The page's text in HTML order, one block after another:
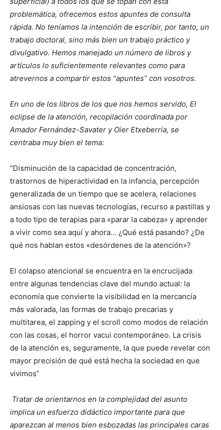
problemática, ofrecemos estos apuntes de consulta
rápida. No teníamos la intención de escribir, por tanto, un
trabajo doctoral, sino más bien un trabajo práctico y
divulgativo. Hemos manejado un número de libros y
artículos lo suficientemente relevantes como para
atrevernos a compartir estos “apuntes” con vosotros.
En uno de los libros de los que nos hemos servido, El
eclipse de la atención, recopilación coordinada por
Amador Fernández-Savater y Oier Etxeberría, se
centraba muy bien el tema:
“Disminución de la capacidad de concentración,
trastornos de hiperactividad en la infancia, percepción
generalizada de un tiempo que se acelera, relaciones
ansiosas con las nuevas tecnologías, recurso a pastillas y
a todo tipo de terapias para «parar la cabeza» y aprender
a vivir como sea aquí y ahora… ¿Qué está pasando? ¿De
qué nos hablan estos «desórdenes de la atención»?
El colapso atencional se encuentra en la encrucijada
entre algunas tendencias clave del mundo actual: la
economía que convierte la visibilidad en la mercancía
más valorada, las formas de trabajo precarias y
multitarea, el zapping y el scroll como modos de relación
con las cosas, el horror vacui contemporáneo. La crisis
de la atención es, seguramente, la que puede revelar con
mayor precisión de qué está hecha la sociedad en que
vivimos”
Tratar de orientarnos en la complejidad del asunto
implica un esfuerzo didáctico importante para que
aparezcan al menos bien esbozadas las principales caras